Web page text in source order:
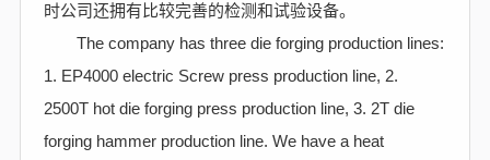
时公司还拥有比较完善的检测和试验设备。
The company has three die forging production lines:
1. EP4000 electric Screw press production line, 2.
2500T hot die forging press production line, 3. 2T die
forging hammer production line. We have a heat